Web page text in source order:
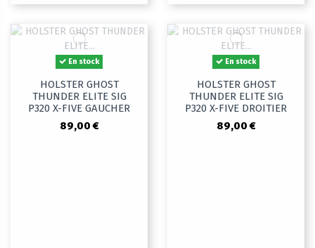
En stock
HOLSTER GHOST
THUNDER ELITE SIG
P320 X-FIVE GAUCHER
89,00 €
En stock
HOLSTER GHOST
THUNDER ELITE SIG
P320 X-FIVE DROITIER
89,00 €